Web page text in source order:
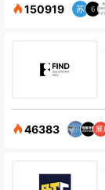
150919
46383